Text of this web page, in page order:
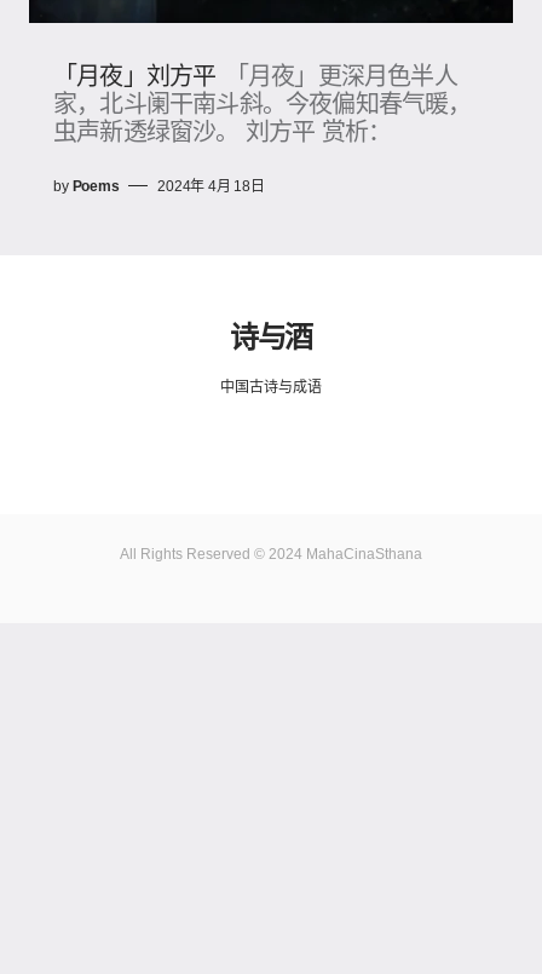
「月夜」刘方平
「月夜」更深月色半人
家，北斗阑干南斗斜。今夜偏知春气暖，
虫声新透绿窗沙。 刘方平 赏析：
by Poems 2024年 4月 18日
诗与酒
中国古诗与成语
All Rights Reserved © 2024 MahaCinaSthana